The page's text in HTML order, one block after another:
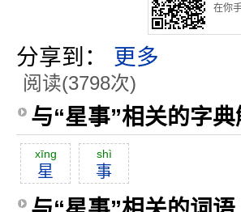
在你
分享到： 更多
阅读(3798次)
与“星事”相关的字
xīng
星
shì
事